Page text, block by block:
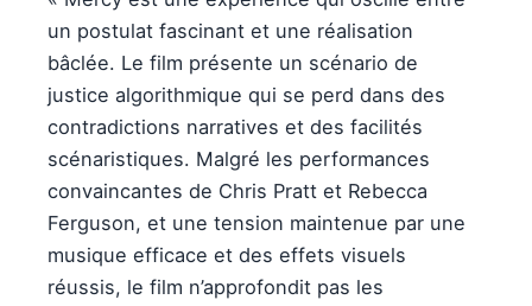
un postulat fascinant et une réalisation
bâclée. Le film présente un scénario de
justice algorithmique qui se perd dans des
contradictions narratives et des facilités
scénaristiques. Malgré les performances
convaincantes de Chris Pratt et Rebecca
Ferguson, et une tension maintenue par une
musique efficace et des effets visuels
réussis, le film n’approfondit pas les